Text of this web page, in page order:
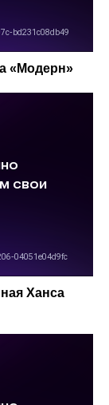
«‎Модерн»
Ханса